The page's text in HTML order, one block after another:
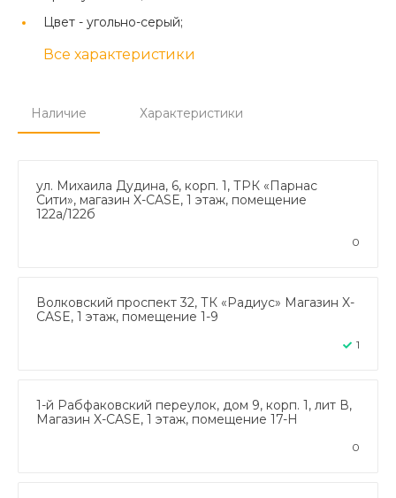
Цвет - угольно-серый;
Все характеристики
Наличие Характеристики
ул. Михаила Дудина, 6, корп. 1, ТРК «Парнас
Сити», магазин X-CASE, 1 этаж, помещение
122а/122б
0
Волковский проспект 32, ТК «Радиус» Магазин X-
CASE, 1 этаж, помещение 1-9
1
1-й Рабфаковский переулок, дом 9, корп. 1, лит В,
Магазин X-CASE, 1 этаж, помещение 17-Н
0